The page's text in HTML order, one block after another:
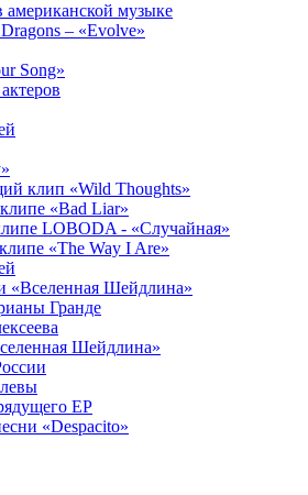
американской музыке
– «Evolve»
Song»
клип «Wild Thoughts»
«Bad Liar»
LOBODA - «Случайная»
«The Way I Are»
«Вселенная Шейдлина»
Гранде
Шейдлина»
EP
«Despacito»